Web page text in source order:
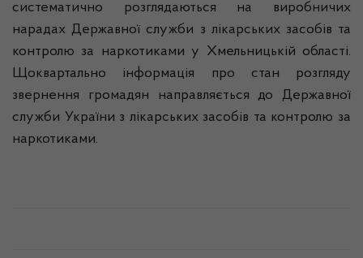
систематично розглядаються на виробничих
нарадах Державної служби з лікарських засобів та
контролю за наркотиками у Хмельницькій області.
Щоквартально інформація про стан розгляду
звернення громадян направляється до Державної
служби України з лікарських засобів та контролю за
наркотиками.